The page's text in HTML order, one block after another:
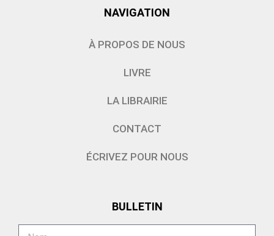
NAVIGATION
À PROPOS DE NOUS
LIVRE
LA LIBRAIRIE
CONTACT
ÉCRIVEZ POUR NOUS
BULLETIN